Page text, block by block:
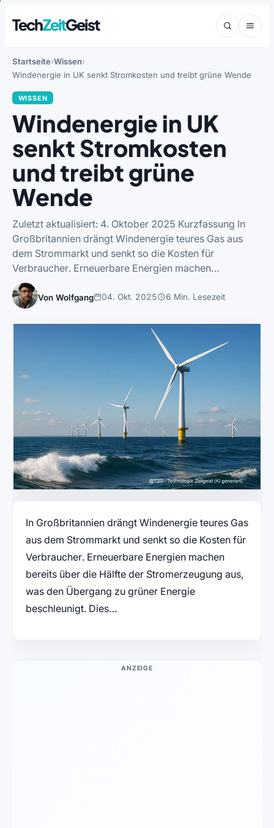
TechZeitGeist
Startseite Wissen
Windenergie in UK senkt Stromkosten und treibt grüne Wende
WISSEN
Windenergie in UK
senkt Stromkosten
und treibt grüne
Wende
Zuletzt aktualisiert: 4. Oktober 2025 Kurzfassung In
Großbritannien drängt Windenergie teures Gas aus
dem Strommarkt und senkt so die Kosten für
Verbraucher. Erneuerbare Energien machen…
Von Wolfgang 04. Okt. 2025 6 Min. Lesezeit
In Großbritannien drängt Windenergie teures Gas
aus dem Strommarkt und senkt so die Kosten für
Verbraucher. Erneuerbare Energien machen
bereits über die Hälfte der Stromerzeugung aus,
was den Übergang zu grüner Energie
beschleunigt. Dies…
ANZEIGE